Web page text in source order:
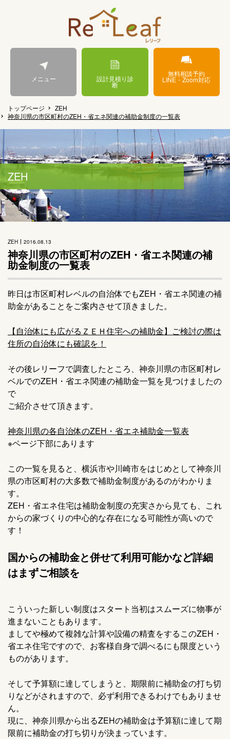
メニュー 設計見積り診
断
無料相談予約
LINE・Zoom対応
トップページ
ZEH
神奈川県の市区町村のZEH・省エネ関連の補助金制度の一覧表
ZEH
ZEH 2016.08.13
神奈川県の市区町村のZEH・省エネ関連の補
助金制度の一覧表
昨日は市区町村レベルの自治体でもZEH・省エネ関連の補
助金があることをご案内させて頂きました。
【自治体にも広がるＺＥＨ住宅への補助金】ご検討の際は
住所の自治体にも確認を！
その後レリーフで調査したところ、神奈川県の市区町村レ
ベルでのZEH・省エネ関連の補助金一覧を見つけましたの
で
ご紹介させて頂きます。
神奈川県の各自治体のZEH・省エネ補助金一覧表
※ページ下部にあります
この一覧を見ると、横浜市や川崎市をはじめとして神奈川
県の市区町村の大多数で補助金制度があるのがわかりま
す。
ZEH・省エネ住宅は補助金制度の充実さから見ても、これ
からの家づくりの中心的な存在になる可能性が高いので
す！
国からの補助金と併せて利用可能かなど詳細
はまずご相談を
こういった新しい制度はスタート当初はスムーズに物事が
進まないこともあります。
ましてや極めて複雑な計算や設備の精査をするこのZEH・
省エネ住宅ですので、お客様自身で調べるにも限度という
ものがあります。
そして予算額に達してしまうと、期限前に補助金の打ち切
りなどがされますので、必ず利用できるわけでもありませ
ん。
現に、神奈川県から出るZEHの補助金は予算額に達して期
限前に補助金の打ち切りが決まっています。